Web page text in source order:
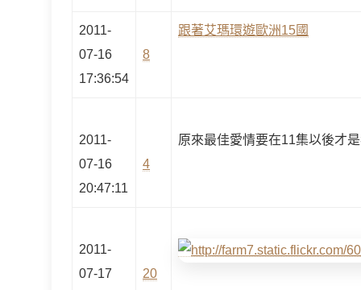
2011-
07-16
17:36:54
8
跟著艾瑪環遊歐洲15國
2011-
07-16
20:47:11
4
原來最佳愛情要在11集以後才
2011-
07-17
20